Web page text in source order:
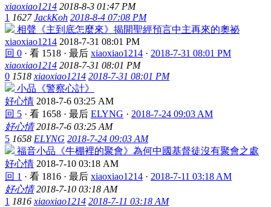
xiaoxiao1214 2018-8-3 01:47 PM
1 1627 JackKoh 2018-8-4 07:08 PM
相聲《主到底怎麼來》揭開聖經預言中主再來的奧祕
xiaoxiao1214 2018-7-31 08:01 PM
回 0 · 看 1518 · 最后 xiaoxiao1214 · 2018-7-31 08:01 PM
xiaoxiao1214 2018-7-31 08:01 PM
0 1518 xiaoxiao1214 2018-7-31 08:01 PM
小品《警察心計》
好心情 2018-7-6 03:25 AM
回 5 · 看 1658 · 最后 ELYNG · 2018-7-24 09:03 AM
好心情 2018-7-6 03:25 AM
5 1658 ELYNG 2018-7-24 09:03 AM
福音小品《牛棚裡的聚會》為何中國基督徒沒有聚會之處
好心情 2018-7-10 03:18 AM
回 1 · 看 1816 · 最后 xiaoxiao1214 · 2018-7-11 03:18 AM
好心情 2018-7-10 03:18 AM
1 1816 xiaoxiao1214 2018-7-11 03:18 AM